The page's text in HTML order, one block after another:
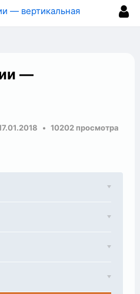
— вертикальная
—
10202 просмотра